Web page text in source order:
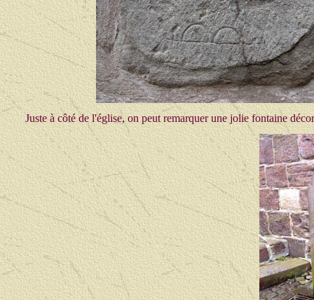
Juste à côté de l'église, on peut remarquer une jolie fontaine